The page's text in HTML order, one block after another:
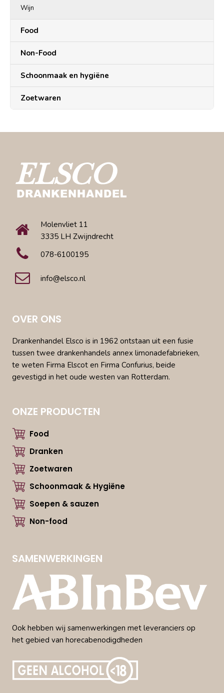
Wijn
Food
Non-Food
Schoonmaak en hygiëne
Zoetwaren
Molenvliet 11
3335 LH Zwijndrecht
078-6100195
info@elsco.nl
OVER ONS
Drankenhandel Elsco is in 1962 ontstaan uit een fusie
tussen twee drankenhandels annex limonadefabrieken,
te weten Firma Elscot en Firma Confurius, beide
gevestigd in het oude westen van Rotterdam.
ONZE PRODUCTEN
Food
Dranken
Zoetwaren
Schoonmaak & Hygiëne
Soepen & sauzen
Non-food
SAMENWERKINGEN
Ook hebben wij samenwerkingen met leveranciers op
het gebied van horecabenodigdheden